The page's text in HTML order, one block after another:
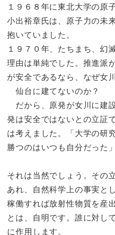
１９６８年に東北大学の原
小出裕章氏は、原子力の未
抱いていました。
１９７０年、たちまち、幻
理由は単純でした。推進派
が安全であるなら、なぜ女
仙台に建てないのか？
だから、原発が女川に建
発は安全ではないとの立証
は考えました。「大学の研
勝つのはいつも自分だった
それは当然でしょう。その
あれ、自然科学上の事実と
稼働すれば放射性物質を産
とは、自明です。誰に対し
に作用します。